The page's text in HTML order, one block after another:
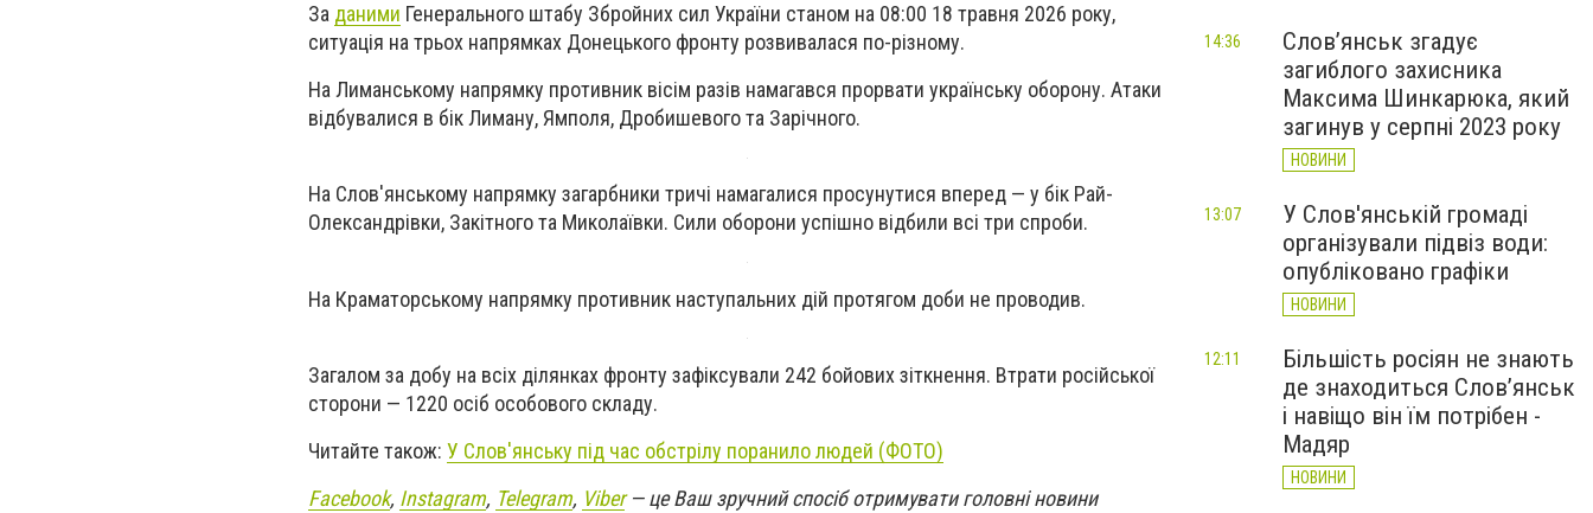
За даними Генерального штабу Збройних сил України станом на 08:00 18 травня 2026 року,
ситуація на трьох напрямках Донецького фронту розвивалася по-різному.
На Лиманському напрямку противник вісім разів намагався прорвати українську оборону. Атаки
відбувалися в бік Лиману, Ямполя, Дробишевого та Зарічного.
На Слов'янському напрямку загарбники тричі намагалися просунутися вперед — у бік Рай-
Олександрівки, Закітного та Миколаївки. Сили оборони успішно відбили всі три спроби.
На Краматорському напрямку противник наступальних дій протягом доби не проводив.
Загалом за добу на всіх ділянках фронту зафіксували 242 бойових зіткнення. Втрати російської
сторони — 1220 осіб особового складу.
Читайте також: У Слов'янську під час обстрілу поранило людей (ФОТО)
Facebook, Instagram, Telegram, Viber— це Ваш зручний спосіб отримувати головні новини
Слов’янськ згадує
загиблого захисника
Максима Шинкарюка, який
загинув у серпні 2023 року
НОВИНИ
14:36
У Слов'янській громаді
організували підвіз води:
опубліковано графіки
НОВИНИ
13:07
Більшість росіян не знають
де знаходиться Слов’янськ
і навіщо він їм потрібен -
Мадяр
НОВИНИ
12:11